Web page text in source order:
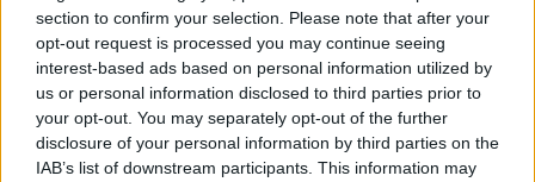
section to confirm your selection. Please note that after your
opt-out request is processed you may continue seeing
interest-based ads based on personal information utilized by
us or personal information disclosed to third parties prior to
your opt-out. You may separately opt-out of the further
disclosure of your personal information by third parties on the
IAB’s list of downstream participants. This information may
Άρης: Ανακοίνωσε την
απόκτηση του Άνταμ Μοκόκα -
Δωρεά της ΚΑΕ στους
πυρόπληκτους
Β.Σ. Καρούλιας: Τζίρος 98,7
εκατ. ευρώ και αύξηση κερδών
57% - Τα νέα στοιχήματα σε
low & non alcohol